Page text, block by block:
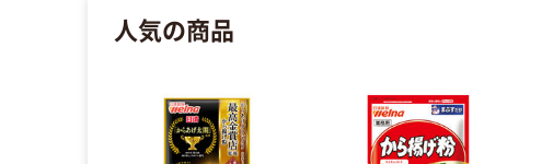
人気の商品